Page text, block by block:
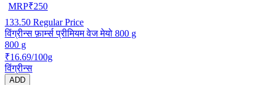
MRP₹250
133.50 Regular Price
विंग्रीन्स फ़ार्म्स प्रीमियम वेज मेयो 800 g
800 g
₹16.69/100g
विंग्रीन्स
ADD